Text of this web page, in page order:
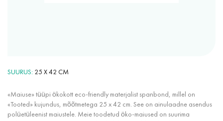
SUURUS 25 X 42 CM
«Maiuse» tüüpi ökokott eco-friendly materjalist spanbond, millel on
«Tooted» kujundus, mõõtmetega 25 x 42 cm. See on ainulaadne asendus
polüetüleenist maiustele. Meie toodetud öko-maiused on suurima